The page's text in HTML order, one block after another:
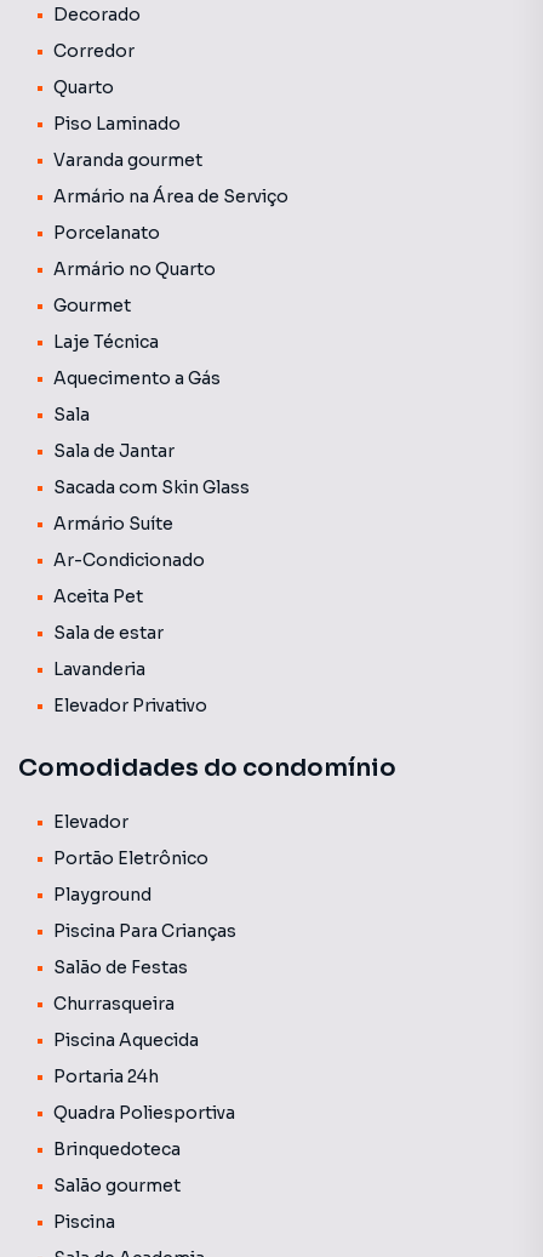
Decorado
Corredor
Quarto
Piso Laminado
Varanda gourmet
Armário na Área de Serviço
Porcelanato
Armário no Quarto
Gourmet
Laje Técnica
Aquecimento a Gás
Sala
Sala de Jantar
Sacada com Skin Glass
Armário Suíte
Ar-Condicionado
Aceita Pet
Sala de estar
Lavanderia
Elevador Privativo
Comodidades do condomínio
Elevador
Portão Eletrônico
Playground
Piscina Para Crianças
Salão de Festas
Churrasqueira
Piscina Aquecida
Portaria 24h
Quadra Poliesportiva
Brinquedoteca
Salão gourmet
Piscina